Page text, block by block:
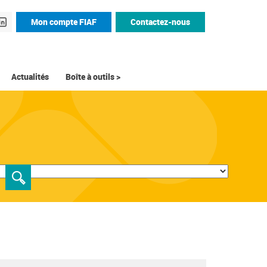
Mon compte FIAF Contactez-nous
Actualités Boîte à outils >